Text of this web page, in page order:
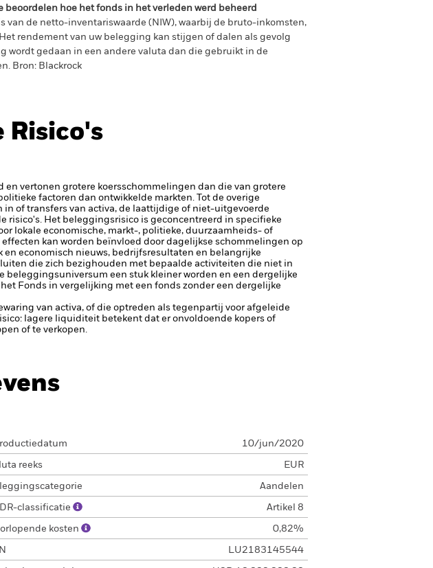
beoordelen hoe het fonds in het verleden werd beheerd
van de netto-inventariswaarde (NIW), waarbij de bruto-inkomsten,
rendement van uw belegging kan stijgen of dalen als gevolg
wordt gedaan in een andere valuta dan die gebruikt in de
Bron: Blackrock
Risico's
vertonen grotere koersschommelingen dan die van grotere
factoren dan ontwikkelde markten. Tot de overige
of transfers van activa, de laattijdige of niet-uitgevoerde
risico's. Het beleggingsrisico is geconcentreerd in specifieke
lokale economische, markt-, politieke, duurzaamheids- of
kan worden beïnvloed door dagelijkse schommelingen op
economisch nieuws, bedrijfsresultaten en belangrijke
die zich bezighouden met bepaalde activiteiten die niet in
beleggingsuniversum een stuk kleiner worden en een dergelijke
Fonds in vergelijking met een fonds zonder een dergelijke
van activa, of die optreden als tegenpartij voor afgeleide
lagere liquiditeit betekent dat er onvoldoende kopers of
of te verkopen.
10/jun/2020
reeks EUR
Aandelen
classificatie Artikel 8
kosten 0,82%
LU2183145544